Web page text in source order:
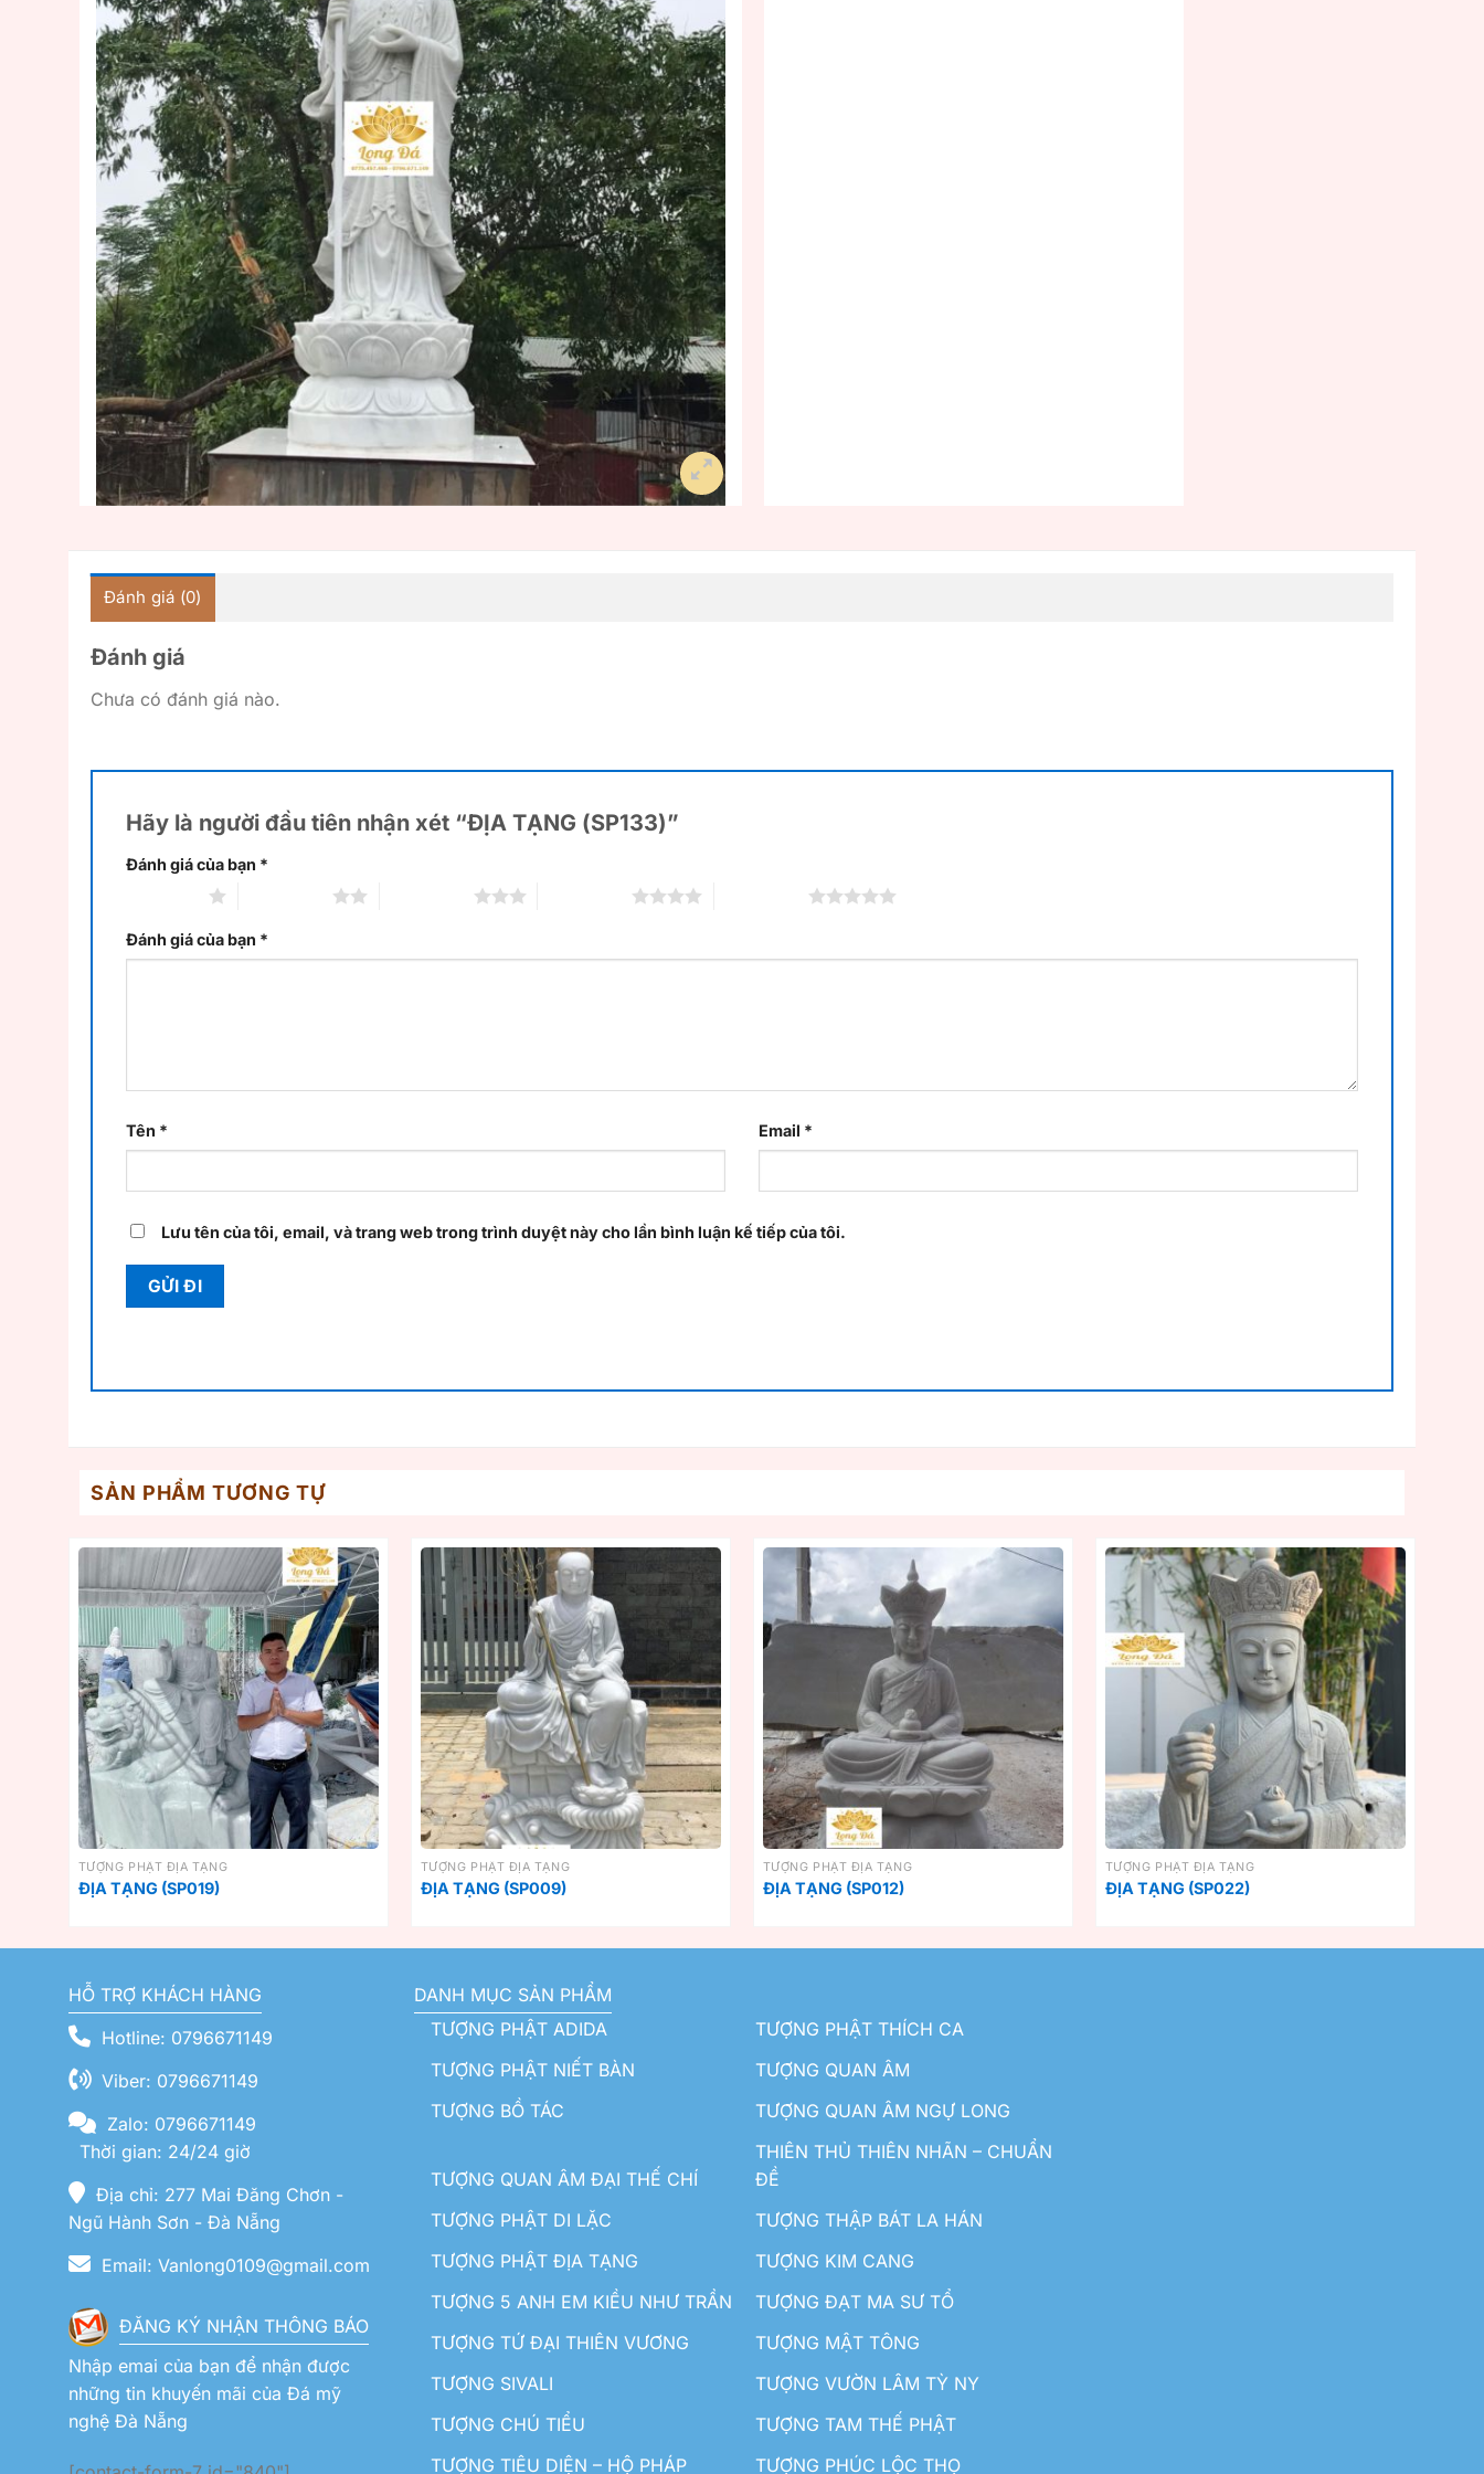
Đánh giá (0)
Đánh giá
Chưa có đánh giá nào.
Hãy là người đầu tiên nhận xét “ĐỊA TẠNG (SP133)”
Đánh giá của bạn *
Đánh giá của bạn *
Tên * Email *
Lưu tên của tôi, email, và trang web trong trình duyệt này cho lần bình luận kế tiếp của tôi.
SẢN PHẨM TƯƠNG TỰ
TƯỢNG PHẬT ĐỊA TẠNG
ĐỊA TẠNG (SP019)
TƯỢNG PHẬT ĐỊA TẠNG
ĐỊA TẠNG (SP009)
TƯỢNG PHẬT ĐỊA TẠNG
ĐỊA TẠNG (SP012)
TƯỢNG PHẬT ĐỊA TẠNG
ĐỊA TẠNG (SP022)
HỖ TRỢ KHÁCH HÀNG
Hotline: 0796671149
Viber: 0796671149
Zalo: 0796671149
Thời gian: 24/24 giờ
Địa chỉ: 277 Mai Đăng Chơn -
Ngũ Hành Sơn - Đà Nẵng
Email: Vanlong0109@gmail.com
ĐĂNG KÝ NHẬN THÔNG BÁO
Nhập emai của bạn để nhận được
những tin khuyến mãi của Đá mỹ
nghệ Đà Nẵng
DANH MỤC SẢN PHẨM
TƯỢNG PHẬT ADIDA
TƯỢNG PHẬT THÍCH CA
TƯỢNG PHẬT NIẾT BÀN
TƯỢNG QUAN ÂM
TƯỢNG BỒ TÁC
TƯỢNG QUAN ÂM NGỰ LONG
TƯỢNG QUAN ÂM ĐẠI THẾ CHÍ
THIÊN THỦ THIÊN NHÃN – CHUẨN
ĐỀ
TƯỢNG PHẬT DI LẶC
TƯỢNG THẬP BÁT LA HÁN
TƯỢNG PHẬT ĐỊA TẠNG
TƯỢNG KIM CANG
TƯỢNG 5 ANH EM KIỀU NHƯ TRẦN
TƯỢNG ĐẠT MA SƯ TỔ
TƯỢNG TỨ ĐẠI THIÊN VƯƠNG
TƯỢNG MẬT TÔNG
TƯỢNG SIVALI
TƯỢNG VƯỜN LÂM TỲ NY
TƯỢNG CHÚ TIỂU
TƯỢNG TAM THẾ PHẬT
TƯỢNG TIÊU DIỆN – HỘ PHÁP
TƯỢNG PHÚC LỘC THỌ